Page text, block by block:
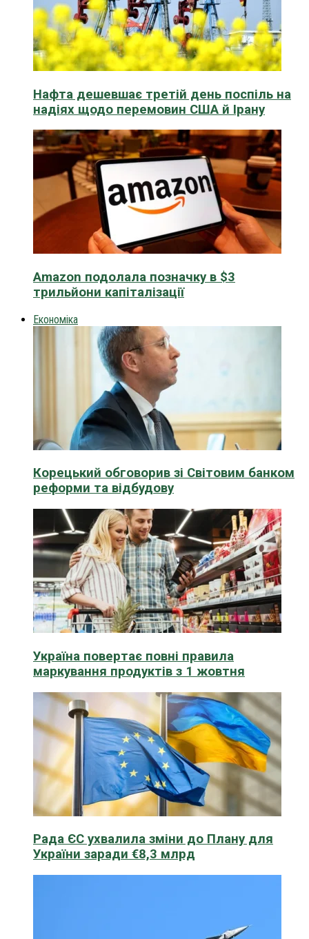
Нафта дешевшає третій день поспіль на
надіях щодо перемовин США й Ірану
Amazon подолала позначку в $3
трильйони капіталізації
Економіка
Корецький обговорив зі Світовим банком
реформи та відбудову
Україна повертає повні правила
маркування продуктів з 1 жовтня
Рада ЄС ухвалила зміни до Плану для
України заради €8,3 млрд